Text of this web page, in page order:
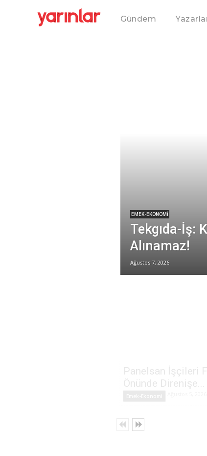
Gündem
EMEK-EKONOMI
Tekgıda-İş:
Alınamaz!
Ağustos 7, 2026
Panelsan İşçileri
Önünde Direnişe...